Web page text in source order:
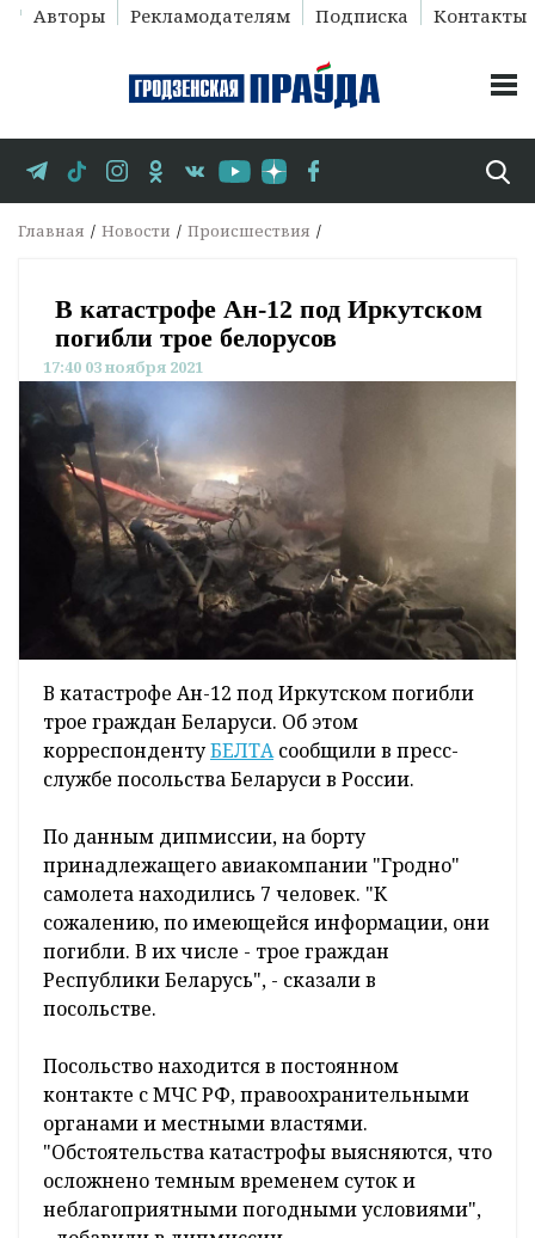
Авторы Рекламодателям Подписка Контакты
Главная Новости Происшествия
В катастрофе Ан-12 под Иркутском
погибли трое белорусов
17:40 03 ноября 2021
В катастрофе Ан-12 под Иркутском погибли
трое граждан Беларуси. Об этом
корреспондентуБЕЛТАсообщили в пресс-
службе посольства Беларуси в России.
По данным дипмиссии, на борту
принадлежащего авиакомпании "Гродно"
самолета находились 7 человек. "К
сожалению, по имеющейся информации, они
погибли. В их числе - трое граждан
Республики Беларусь", - сказали в
посольстве.
Посольство находится в постоянном
контакте с МЧС РФ, правоохранительными
органами и местными властями.
"Обстоятельства катастрофы выясняются, что
осложнено темным временем суток и
неблагоприятными погодными условиями",